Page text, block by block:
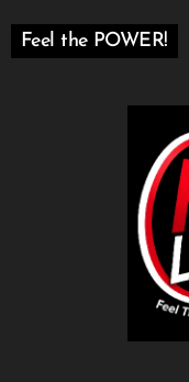
Feel the POWER!